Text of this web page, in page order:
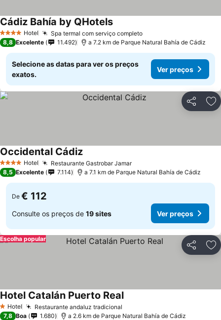
4 EstrelasHotel Spa termal com serviço completo
Cádiz Bahía by QHotels
8,8 Excelente 11.492 a 7.2 km de Parque Natural Bahía de Cádiz
Selecione as datas para ver os preços
exatos.
Ver preços
Partilhar
4 EstrelasHotel Restaurante Gastrobar Jamar
Occidental Cádiz
8,5 Excelente 7.114 a 7.1 km de Parque Natural Bahía de Cádiz
De € 112
Consulte os preços de 19 sites Ver preços
Partilhar
Escolha popular
1 Estrelas
Hotel Restaurante andaluz tradicional
Hotel Catalán Puerto Real
7,8 Boa 1.680 a 2.6 km de Parque Natural Bahía de Cádiz